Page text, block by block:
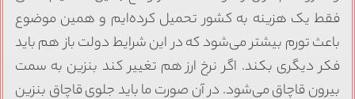
فقط یک هزینه به کشور تحمیل کرده‌ایم و همین موضوع
باعث تورم بیشتر می‌شود که در این شرایط دولت باز هم باید
فکر دیگری بکند. اگر نرخ ارز هم تغییر کند بنزین به سمت
بیرون قاچاق می‌شود. در آن صورت ما باید جلوی قاچاق بنزین